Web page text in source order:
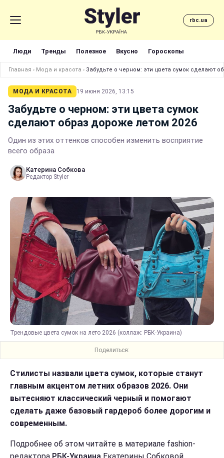
rbc.ua
Люди Тренды Полезное Вкусно Гороскопы
Главная › Мода и красота › Забудьте о черном: эти цвета сумок сделают
МОДА И КРАСОТА 19 июня 2026, 13:15
Забудьте о черном: эти цвета сумок
сделают образ дороже летом 2026
Один из этих оттенков способен изменить восприятие
всего образа
Катерина Собкова
Редактор Styler
Трендовые цвета сумок на лето 2026 (коллаж: РБК-Украина)
Поделиться:
Стилисты назвали цвета сумок, которые станут
главным акцентом летних образов 2026. Они
вытесняют классический черный и помогают
сделать даже базовый гардероб более дорогим и
современным.
Подробнее об этом читайте в материале fashion-